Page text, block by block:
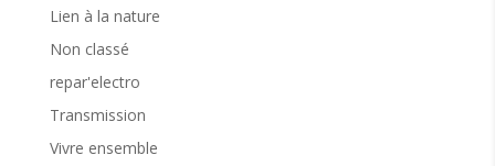
Lien à la nature
Non classé
repar'electro
Transmission
Vivre ensemble